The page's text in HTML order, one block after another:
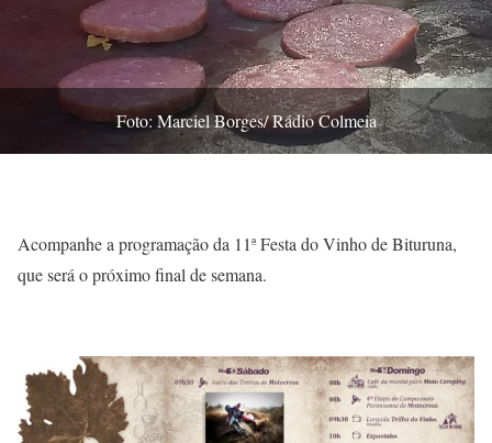
Foto: Marciel Borges/ Rádio Colmeia
Acompanhe a programação da 11ª Festa do Vinho de Bituruna,
que será o próximo final de semana.